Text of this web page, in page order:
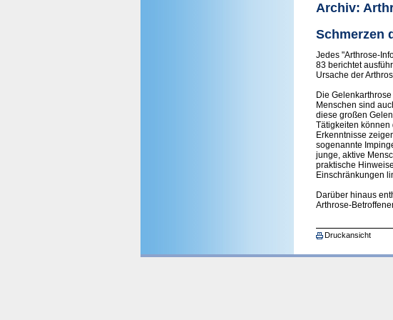
Archiv:
Schmerzen
Jedes "Arthrose-
83 berichtet
Ursache der
Die
Menschen sind
diese großen
Tätigkeiten können
Erkenntnisse
sogenannte
junge, aktive
praktische
Einschränkungen
Darüber hinaus
Arthrose-
Druckansicht